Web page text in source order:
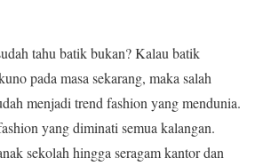
tahu batik bukan? Kalau batik
pada masa sekarang, maka salah
menjadi trend fashion yang mendunia.
yang diminati semua kalangan.
sekolah hingga seragam kantor dan